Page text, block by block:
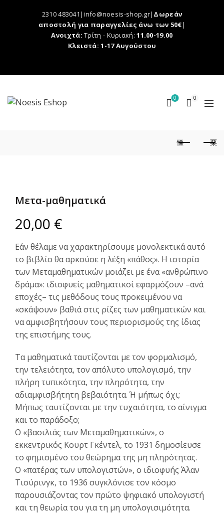
2310 483041|info@noesis-shop.gr| Δωρεάν
αποστολή για παραγγελίες άνω των 50€|
Ανοιχτά:Τρίτη - Κυριακή: 11.00-19.00
Κλειστά: 1-17 Αυγούστου
0 0
Μετα-μαθηματικά
20,00 €
Εάν θέλαμε να χαρακτηρίσουμε μονολεκτικά αυτό
το βιβλίο θα αρκούσε η λέξη «πάθος». Η ιστορία
των Μεταμαθηματικών μοιάζει με ένα «ανθρώπινο
δράμα»: ιδιοφυείς μαθηματικοί εφαρμόζουν –ανά
εποχές– τις μεθόδους τους προκειμένου να
«σκάψουν» βαθιά στις ρίζες των μαθηματικών και
να αμφισβητήσουν τους περιορισμούς της ίδιας
της επιστήμης τους.
Τα μαθηματικά ταυτίζονται με τον φορμαλισμό,
την τελειότητα, τον απόλυτο υπολογισμό, την
πλήρη τυπικότητα, την πληρότητα, την
αδιαμφισβήτητη βεβαιότητα. Ή μήπως όχι;
Μήπως ταυτίζονται με την τυχαιότητα, το αίνιγμα
και το παράδοξο;
Ο «βασιλιάς των Μεταμαθηματικών», ο
εκκεντρικός Κουρτ Γκέντελ, το 1931 δημοσίευσε
το φημισμένο του θεώρημα της μη πληρότητας.
Ο «πατέρας των υπολογιστών», ο ιδιοφυής Άλαν
Τιούρινγκ, το 1936 συγκλόνισε τον κόσμο
παρουσιάζοντας τον πρώτο ψηφιακό υπολογιστή
και τη θεωρία του για τη μη υπολογισιμότητα.